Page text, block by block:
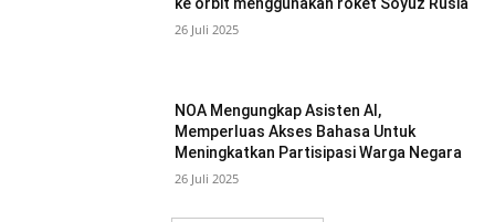
ke orbit menggunakan roket Soyuz Rusia
26 Juli 2025
NOA Mengungkap Asisten AI,
Memperluas Akses Bahasa Untuk
Meningkatkan Partisipasi Warga Negara
26 Juli 2025